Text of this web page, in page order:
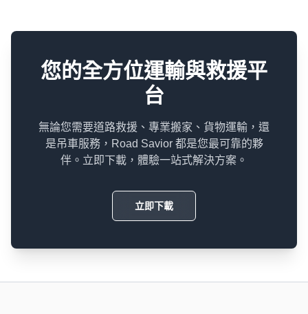
您的全方位運輸與救援平
台
無論您需要道路救援、專業搬家、貨物運輸，還
是吊車服務，Road Savior 都是您最可靠的夥
伴。立即下載，體驗一站式解決方案。
立即下載